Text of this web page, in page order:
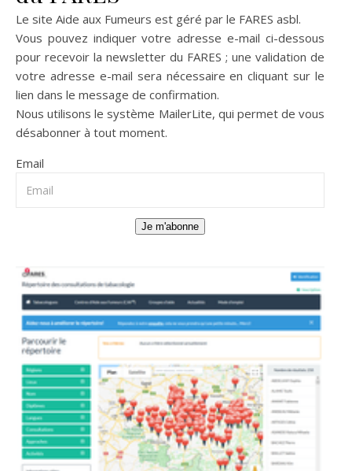
Le site Aide aux Fumeurs est géré par le FARES asbl.
Vous pouvez indiquer votre adresse e-mail ci-dessous
pour recevoir la newsletter du FARES ; une validation de
votre adresse e-mail sera nécessaire en cliquant sur le
lien dans le message de confirmation.
Nous utilisons le système MailerLite, qui permet de vous
désabonner à tout moment.
Email
Je m'abonne